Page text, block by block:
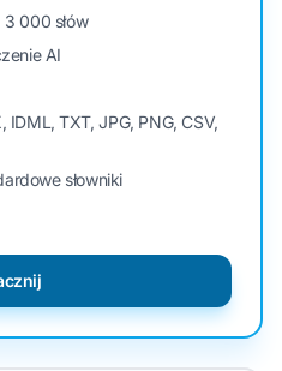
000 słów
AI
IDML, TXT, JPG, PNG, CSV,
słowniki